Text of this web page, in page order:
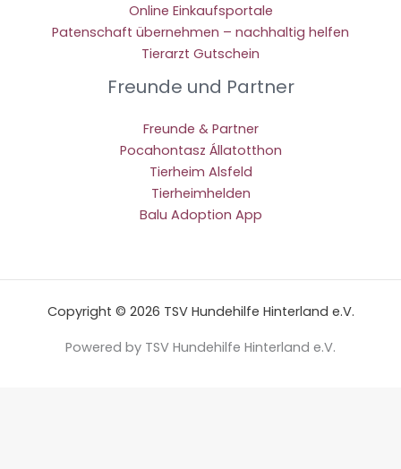
Online Einkaufsportale
Patenschaft übernehmen – nachhaltig helfen
Tierarzt Gutschein
Freunde und Partner
Freunde & Partner
Pocahontasz Állatotthon
Tierheim Alsfeld
Tierheimhelden
Balu Adoption App
Copyright © 2026 TSV Hundehilfe Hinterland e.V.
Powered by TSV Hundehilfe Hinterland e.V.